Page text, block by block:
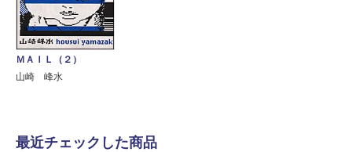
ＭＡＩＬ（２）
山崎 峰水
最近チェックした商品